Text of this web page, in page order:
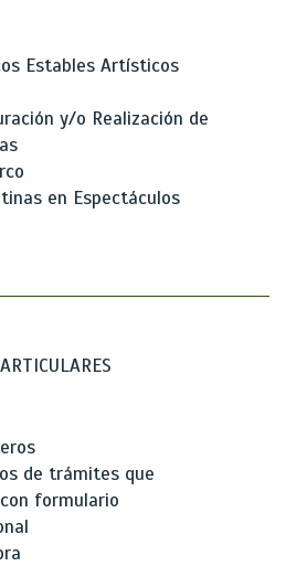
Estables Artísticos
y/o Realización de
en Espectáculos
de trámites que
formulario